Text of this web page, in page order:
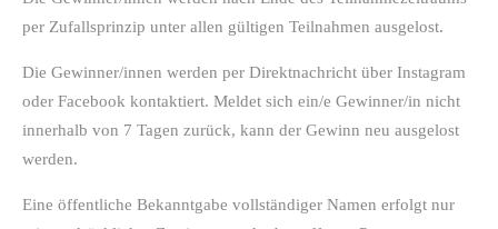
per Zufallsprinzip unter allen gültigen Teilnahmen ausgelost.
Die Gewinner/innen werden per Direktnachricht über Instagram
oder Facebook kontaktiert. Meldet sich ein/e Gewinner/in nicht
innerhalb von 7 Tagen zurück, kann der Gewinn neu ausgelost
werden.
Eine öffentliche Bekanntgabe vollständiger Namen erfolgt nur